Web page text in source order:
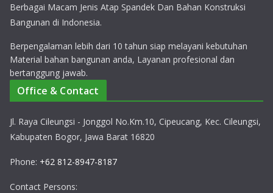
Berbagai Macam Jenis Atap Spandek Dan Bahan Konstruksi
Bangunan di Indonesia.
Berpengalaman lebih dari 10 tahun siap melayani kebutuhan
Material bahan bangunan anda, Layanan profesional dan
bertanggung jawab.
Office & Contact
Jl. Raya Cileungsi - Jonggol No.Km.10, Cipeucang, Kec. Cileungsi,
Kabupaten Bogor, Jawa Barat 16820
Phone: +62 812-8947-8187
Contact Persons: